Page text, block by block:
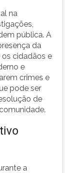
na
pública. A
da
cidadãos e
e
crimes e
pode ser
de
a